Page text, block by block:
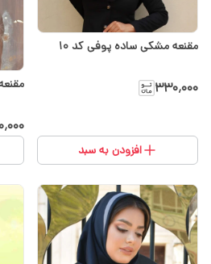
مقنعه مشکی ساده پوفی کد ۱۰
۳۳۰٬۰۰۰
افزودن به سبد